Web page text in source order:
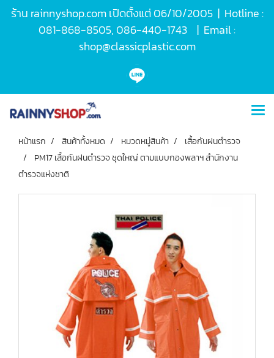
ร้าน rainnyshop.com เปิดตั้งแต่ 06/10/2005 | Hotline :
081-868-8505, 086-440-1743 | Email :
shop@classicplastic.com
หน้าแรก สินค้าทั้งหมด หมวดหมู่สินค้า
เสื้อกันฝนตำรวจ
PM17 เสื้อกันฝนตำรวจ ชุดใหญ่ ตามแบบกองพลาฯ สำนักงาน
ตำรวจแห่งชาติ